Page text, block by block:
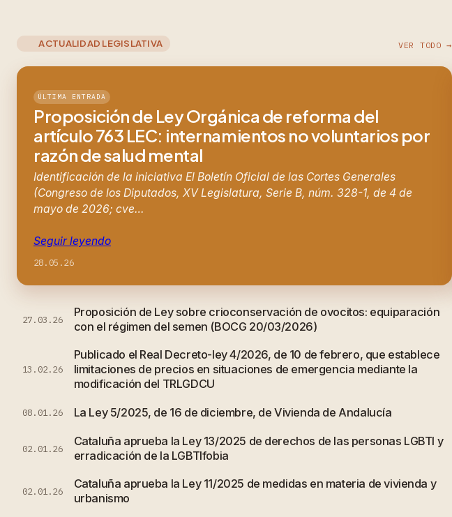
ACTUALIDAD LEGISLATIVA VER TODO →
ÚLTIMA ENTRADA
Proposición de Ley Orgánica de reforma del
artículo 763 LEC: internamientos no voluntarios por
razón de salud mental
Identificación de la iniciativa El Boletín Oficial de las Cortes Generales
(Congreso de los Diputados, XV Legislatura, Serie B, núm. 328-1, de 4 de
mayo de 2026; cve…
Seguir leyendo
28.05.26
27.03.26
Proposición de Ley sobre crioconservación de ovocitos: equiparación
con el régimen del semen (BOCG 20/03/2026)
13.02.26
Publicado el Real Decreto-ley 4/2026, de 10 de febrero, que establece
limitaciones de precios en situaciones de emergencia mediante la
modificación del TRLGDCU
08.01.26 La Ley 5/2025, de 16 de diciembre, de Vivienda de Andalucía
02.01.26
Cataluña aprueba la Ley 13/2025 de derechos de las personas LGBTI y
erradicación de la LGBTIfobia
02.01.26
Cataluña aprueba la Ley 11/2025 de medidas en materia de vivienda y
urbanismo